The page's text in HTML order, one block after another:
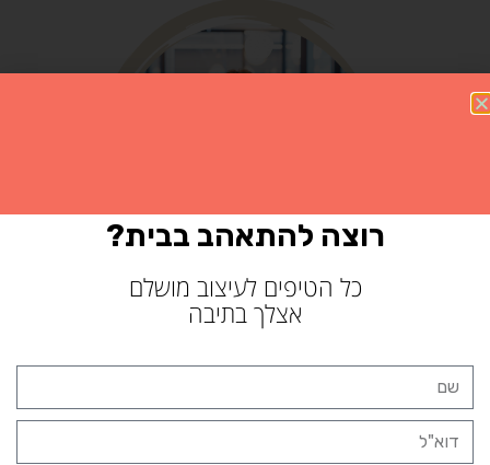
נעים להכיר
רוצה להתאהב בבית?
כל הטיפים לעיצוב מושלם
אצלך בתיבה